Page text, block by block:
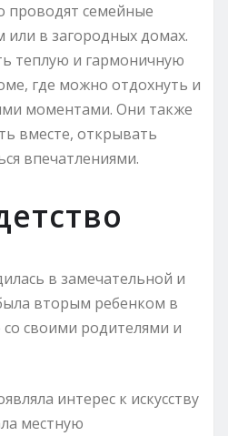
проводят семейные
в загородных домах.
теплую и гармоничную
где можно отдохнуть и
моментами. Они также
вместе, открывать
впечатлениями.
в замечательной и
вторым ребенком в
со своими родителями и
интерес к искусству
местную